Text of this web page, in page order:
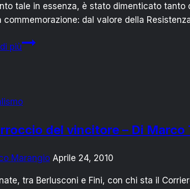
tale in essenza, è stato dimenticato
commemorazione: dal valore della
piùL’Italia
dell’ibernazione
del vincitore – Di Marco
Marangio Aprile 24, 2010
tra Berlusconi e Fini, con chi sta il